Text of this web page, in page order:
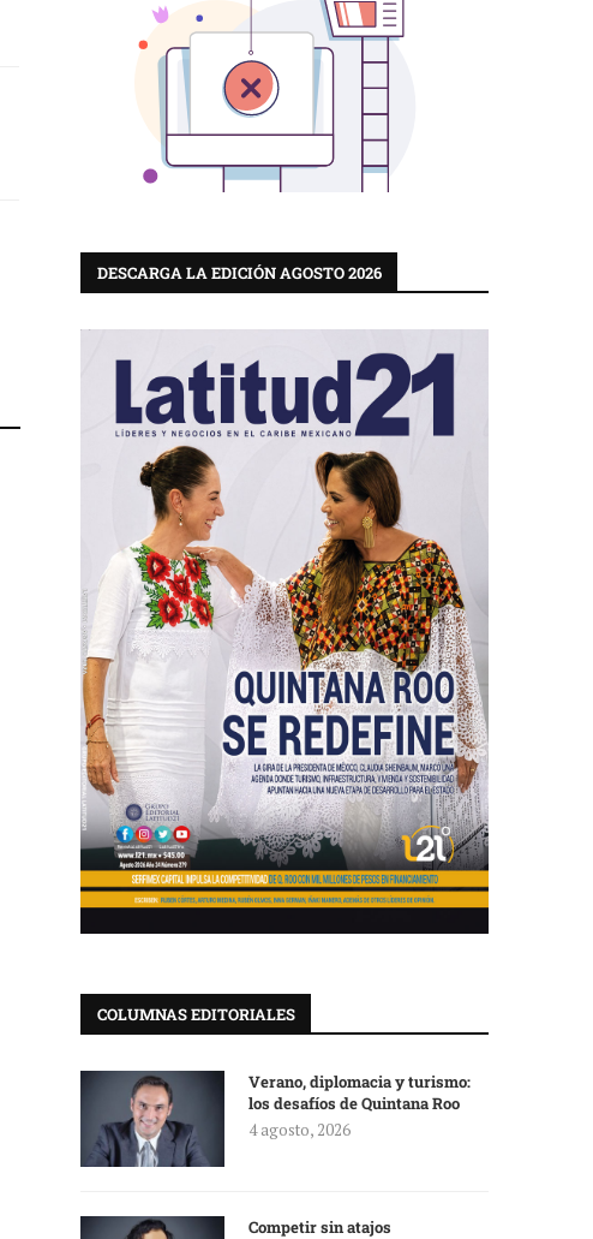
DESCARGA LA EDICIÓN AGOSTO 2026
COLUMNAS EDITORIALES
Verano, diplomacia y turismo:
los desafíos de Quintana Roo
4 agosto, 2026
Competir sin atajos